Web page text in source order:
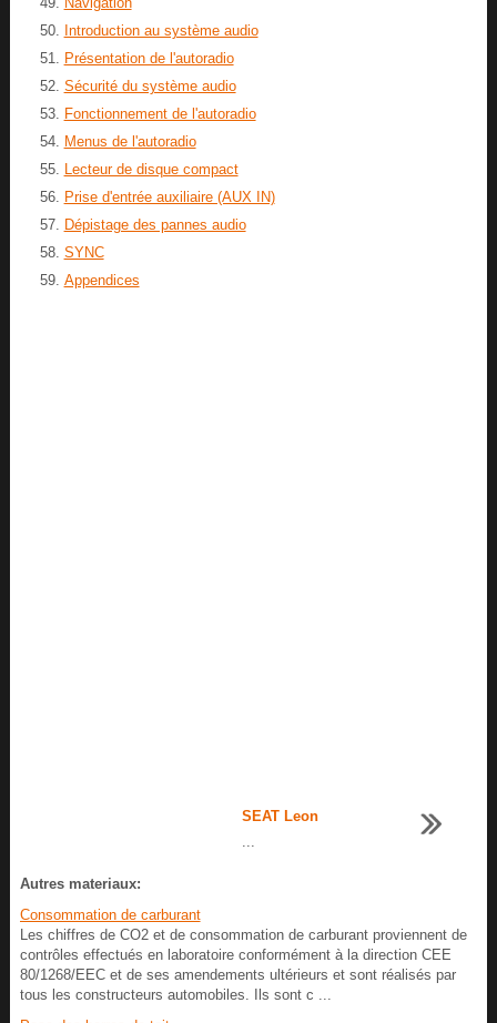
Introduction au système audio
Présentation de l'autoradio
Sécurité du système audio
Fonctionnement de l'autoradio
Menus de l'autoradio
Lecteur de disque compact
Prise d'entrée auxiliaire (AUX IN)
Dépistage des pannes audio
SYNC
Appendices
SEAT Leon
Autres materiaux:
Consommation de carburant
Les chiffres de CO2 et de consommation de carburant proviennent de
contrôles effectués en laboratoire conformément à la direction CEE
80/1268/EEC et de ses amendements ultérieurs et sont réalisés par
tous les constructeurs automobiles. Ils sont c ...